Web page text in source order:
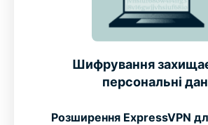
Шифрування
персональні
Розширення ExpressVPN